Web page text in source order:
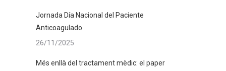
Jornada Día Nacional del Paciente
Anticoagulado
26/11/2025
Més enllà del tractament mèdic: el paper